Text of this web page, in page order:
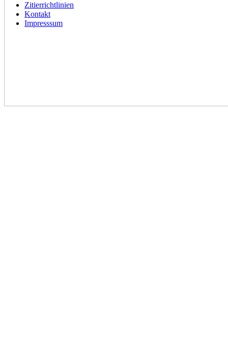
Zitierrichtlinien
Kontakt
Impresssum